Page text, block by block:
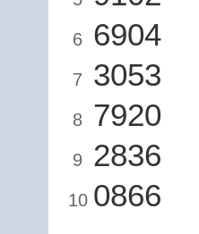
6 6904
7 3053
8 7920
9 2836
10 0866